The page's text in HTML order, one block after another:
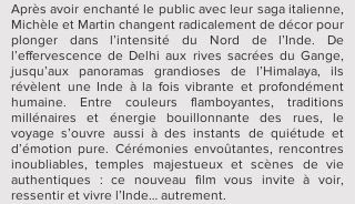
Après avoir enchanté le public avec leur saga italienne,
Michèle et Martin changent radicalement de décor pour
plonger dans l’intensité du Nord de l’Inde. De
l’effervescence de Delhi aux rives sacrées du Gange,
jusqu’aux panoramas grandioses de l’Himalaya, ils
révèlent une Inde à la fois vibrante et profondément
humaine. Entre couleurs flamboyantes, traditions
millénaires et énergie bouillonnante des rues, le
voyage s’ouvre aussi à des instants de quiétude et
d’émotion pure. Cérémonies envoûtantes, rencontres
inoubliables, temples majestueux et scènes de vie
authentiques : ce nouveau film vous invite à voir,
ressentir et vivre l’Inde… autrement.